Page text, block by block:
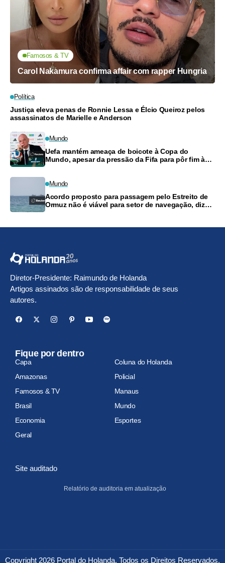
Famosos & TV
Carol Nakamura confirma affair com rapper Hungria
Política
Justiça eleva penas de Ronnie Lessa e Élcio Queiroz pelos
assassinatos de Marielle e Anderson
Mundo
Uefa mantém ameaça de boicote à Copa do
Mundo, apesar da pressão da Fifa para pôr fim à
Mundo
Acordo proposto para passagem pelo Estreito de
Ormuz não é viável para setor de navegação, dizem
Diretor-Presidente: Raimundo de Holanda
Artigos assinados são de responsabilidade de seus
autores.
Fique por dentro
Capa
Coluna do Holanda
Amazonas
Policial
Famosos & TV
Manaus
Brasil
Mundo
Economia
Esportes
Geral
Site auditado
Relatório de auditoria em atualização
Copyright 2026 Portal do Holanda. Todos os Direitos Reservados.